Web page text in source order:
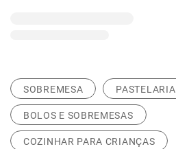
SOBREMESA PASTELARIA
BOLOS E SOBREMESAS
COZINHAR PARA CRIANÇAS